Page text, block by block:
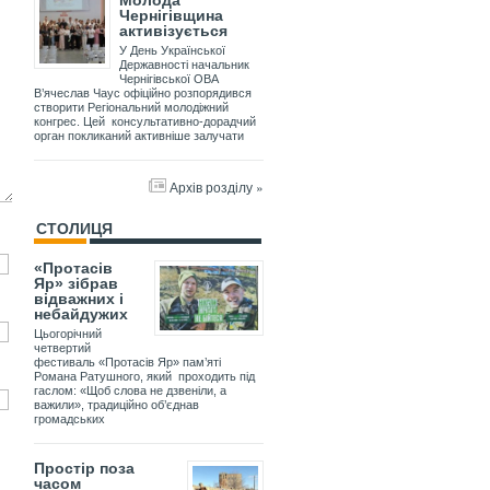
Чернігівщина
активізується
У День Української
Державності начальник
Чернігівської ОВА
В’ячеслав Чаус офіційно розпорядився
створити Регіональний молодіжний
конгрес. Цей консультативно-дорадчий
орган покликаний активніше залучати
Архів розділу »
СТОЛИЦЯ
«Протасів
Яр» зібрав
відважних і
небайдужих
Цьогорічний
четвертий
фестиваль «Протасів Яр» пам’яті
Романа Ратушного, який проходить під
гаслом: «Щоб слова не дзвеніли, а
важили», традиційно об’єднав
громадських
Простір поза
часом